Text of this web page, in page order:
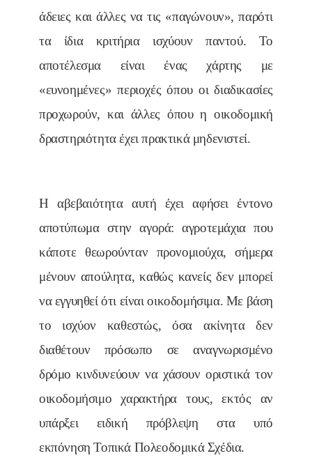
άδειες και άλλες να τις «παγώνουν», παρότι
τα ίδια κριτήρια ισχύουν παντού. Το
αποτέλεσμα είναι ένας χάρτης με
«ευνοημένες» περιοχές όπου οι διαδικασίες
προχωρούν, και άλλες όπου η οικοδομική
δραστηριότητα έχει πρακτικά μηδενιστεί.
Η αβεβαιότητα αυτή έχει αφήσει έντονο
αποτύπωμα στην αγορά: αγροτεμάχια που
κάποτε θεωρούνταν προνομιούχα, σήμερα
μένουν απούλητα, καθώς κανείς δεν μπορεί
να εγγυηθεί ότι είναι οικοδομήσιμα. Με βάση
το ισχύον καθεστώς, όσα ακίνητα δεν
διαθέτουν πρόσωπο σε αναγνωρισμένο
δρόμο κινδυνεύουν να χάσουν οριστικά τον
οικοδομήσιμο χαρακτήρα τους, εκτός αν
υπάρξει ειδική πρόβλεψη στα υπό
εκπόνηση Τοπικά Πολεοδομικά Σχέδια.